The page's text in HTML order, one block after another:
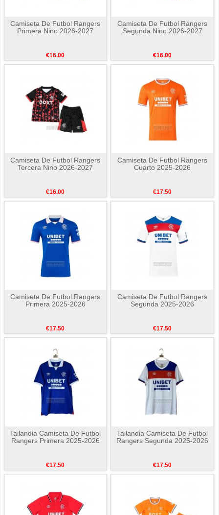
Camiseta De Futbol Rangers
Primera Nino 2026-2027
€16.00
Camiseta De Futbol Rangers
Segunda Nino 2026-2027
€16.00
Camiseta De Futbol Rangers
Tercera Nino 2026-2027
€16.00
Camiseta De Futbol Rangers
Cuarto 2025-2026
€17.50
Camiseta De Futbol Rangers
Primera 2025-2026
€17.50
Camiseta De Futbol Rangers
Segunda 2025-2026
€17.50
Tailandia Camiseta De Futbol
Rangers Primera 2025-2026
€17.50
Tailandia Camiseta De Futbol
Rangers Segunda 2025-2026
€17.50